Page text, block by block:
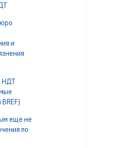
и
НДТ
еще не
по